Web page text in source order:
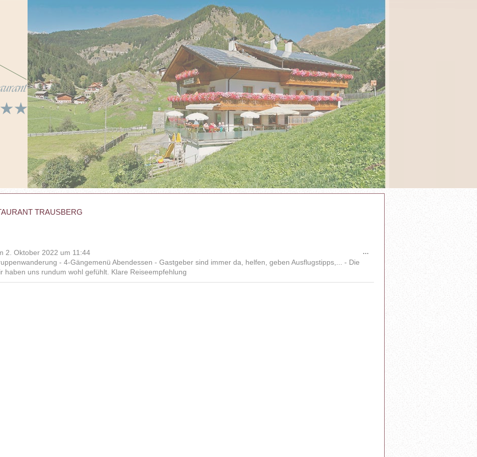
TRAUSBERG
2. Oktober 2022 um 11:44
- 4-Gängemenü Abendessen - Gastgeber sind immer da, helfen, geben Ausflugstipps,... - Die
haben uns rundum wohl gefühlt. Klare Reiseempfehlung
...